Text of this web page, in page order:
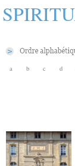
a b c d